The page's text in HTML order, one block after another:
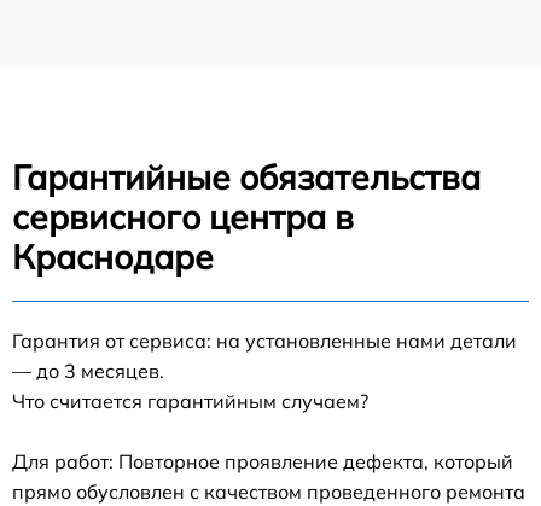
Гарантийные обязательства
сервисного центра в
Краснодаре
Гарантия от сервиса: на установленные нами детали
— до 3 месяцев.
Что считается гарантийным случаем?
Для работ: Повторное проявление дефекта, который
прямо обусловлен с качеством проведенного ремонта